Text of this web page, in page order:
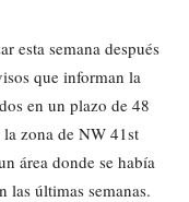
esta semana después
que informan la
en un plazo de 48
zona de NW 41st
área donde se había
las últimas semanas.